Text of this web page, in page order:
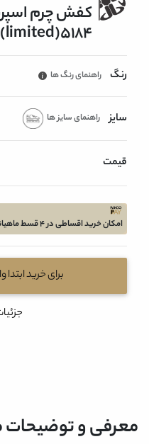
کفش چرم اسپرت
5184(limited)
رنگ راهنمای رنگ ها
سایز راهنمای سایز ها
قیمت
امکان خرید اقساطی در 4 قسط ماهیانه 4950000 تومان بدون سود و چک
برای خرید
معرفی و